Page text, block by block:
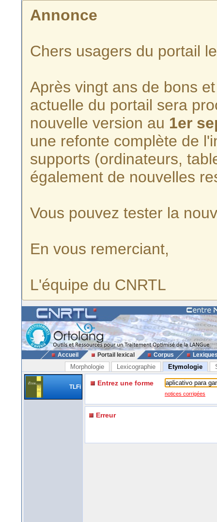
Annonce
Chers usagers du portail
Après vingt ans de bons
actuelle du portail sera
nouvelle version au 1er
une refonte complète de
supports (ordinateurs,
également de nouvelles
Vous pouvez tester la
En vous remerciant,
L'équipe du CNRTL
Accueil Portail lexical Corpus
Morphologie Lexicographie Etymologie
TLFi Entrez une forme
notices corrigées
Erreur